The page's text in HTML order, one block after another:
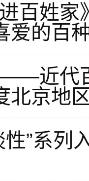
进百姓
爱的百
——近代
北京地
性”系列